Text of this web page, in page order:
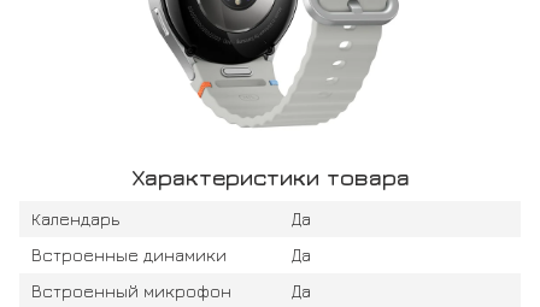
Характеристики товара
Календарь
Да
Встроенные динамики
Да
Встроенный микрофон
Да